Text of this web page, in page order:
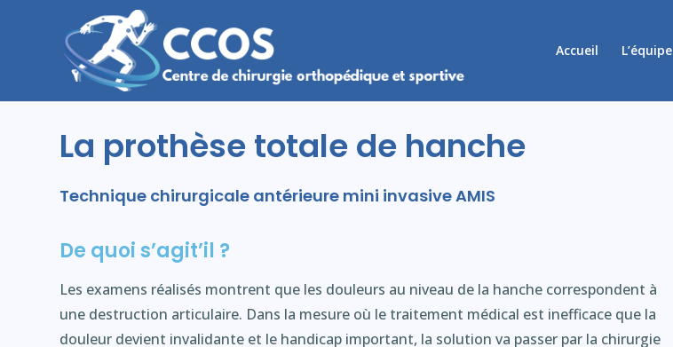
Accueil L’équipe
La prothèse totale de hanche
Technique chirurgicale antérieure mini invasive AMIS
De quoi s’agit’il ?
Les examens réalisés montrent que les douleurs au niveau de la hanche correspondent à
une destruction articulaire. Dans la mesure où le traitement médical est inefficace que la
douleur devient invalidante et le handicap important, la solution va passer par la chirurgie